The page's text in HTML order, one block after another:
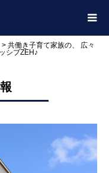
> 共働き子育て家族の、 広々
シブZEH♪